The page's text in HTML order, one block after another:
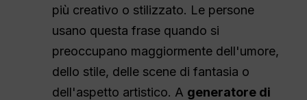
più creativo o stilizzato. Le persone
usano questa frase quando si
preoccupano maggiormente dell'umore,
dello stile, delle scene di fantasia o
dell'aspetto artistico. A generatore di